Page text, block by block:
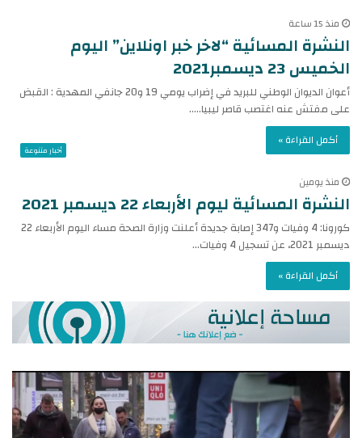
منذ 15 ساعة
النشرة المسائية “لاخر خبر اونلاين” اليوم
الخميس 23 ديسمبر2021
أعوان الديوان الوطني للبريد في إضراب يومي 19 و20 جانفي المهدية : القبض
على مفتش عنه اغتصب قاصر ليبيا..…
أكمل القراءة »
أخبار متنوعة
منذ يومين
النشرة المسائية ليوم الأربعاء 22 ديسمبر 2021
كورونا: 4 وفيات و347 إصابة جديدة أعلنت وزارة الصحة مساء اليوم الأربعاء 22
ديسمبر 2021، عن تسجيل 4 وفيات…
أكمل القراءة »